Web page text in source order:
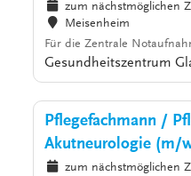
zum nächstmöglichen
Meisenheim
Für die Zentrale
Gesundheitszentrum
Pflegefachmann /
Akutneurologie (m/
zum nächstmöglichen